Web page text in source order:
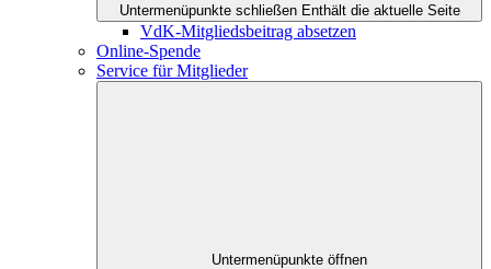
Untermenüpunkte schließen Enthält die aktuelle Seite
VdK-Mitgliedsbeitrag absetzen
Online-Spende
Service für Mitglieder
Untermenüpunkte öffnen